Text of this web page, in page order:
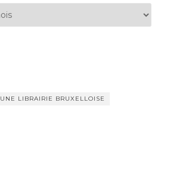
UNE LIBRAIRIE BRUXELLOISE